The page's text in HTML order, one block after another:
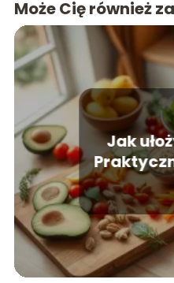
Może Cię również
Jak